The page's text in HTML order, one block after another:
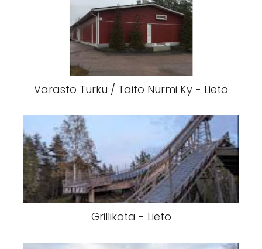
Varasto Turku / Taito Nurmi Ky - Lieto
Grillikota - Lieto